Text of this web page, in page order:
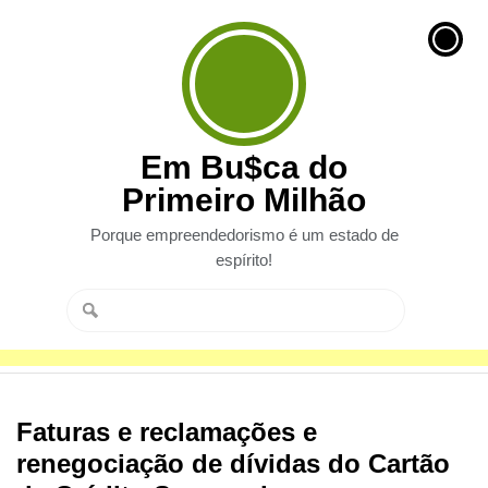
Em Bu$ca do
Primeiro Milhão
Porque empreendedorismo é um estado de
espírito!
Faturas e reclamações e
renegociação de dívidas do Cartão